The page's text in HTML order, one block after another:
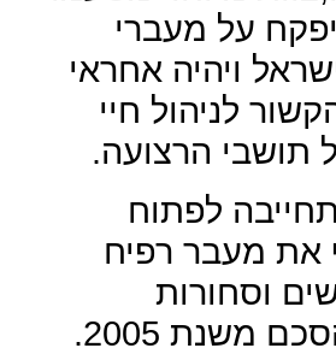
על מעברי
ויהיה אחראי
לניהול חיי
תושבי הרצועה.
לפתוח
את מעבר רפיח
וסחורות
משנת 2005.